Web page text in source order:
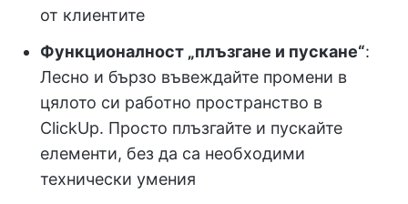
от клиентите
Функционалност „плъзгане и пускане“:
Лесно и бързо въвеждайте промени в
цялото си работно пространство в
ClickUp. Просто плъзгайте и пускайте
елементи, без да са необходими
технически умения